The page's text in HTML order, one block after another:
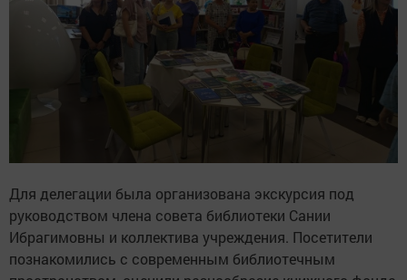
Для делегации была организована экскурсия под
руководством члена совета библиотеки Сании
Ибрагимовны и коллектива учреждения. Посетители
познакомились с современным библиотечным